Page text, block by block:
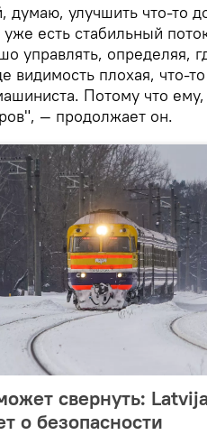
думаю, улучшить что-то
уже есть стабильный
управлять, определяя,
видимость плохая, что-
Потому что
— продолжает он.
свернуть:
о безопасности